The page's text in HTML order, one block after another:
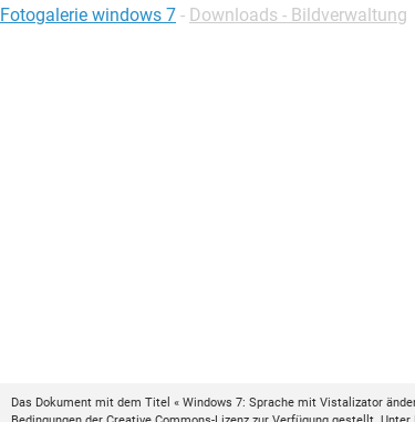
Fotogalerie windows 7 - Downloads - Bildverwaltung
Das Dokument mit dem Titel « Windows 7: Sprache mit Vistalizator